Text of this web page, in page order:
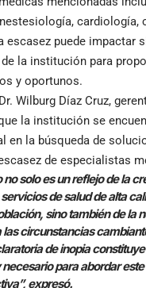
cardiología,
escasez puede impactar
la institución para
y oportunos.
Wilburg Díaz Cruz,
la institución se
en la búsqueda de
de especialistas
no solo es un reflejo de la
de salud de alta
sino también de la
las circunstancias
de inopia
para abordar
expresó.